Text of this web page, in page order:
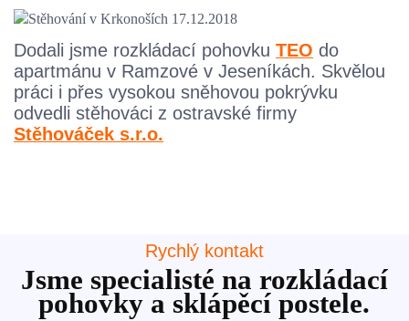
Dodali jsme rozkládací pohovku TEO do
apartmánu v Ramzové v Jeseníkách. Skvělou
práci i přes vysokou sněhovou pokrývku
odvedli stěhováci z ostravské firmy
Stěhováček s.r.o.
Rychlý kontakt
Jsme specialisté na rozkládací
pohovky a sklápěcí postele.